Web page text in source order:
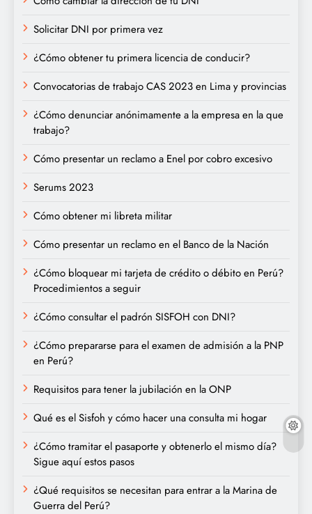
Solicitar DNI por primera vez
¿Cómo obtener tu primera licencia de conducir?
Convocatorias de trabajo CAS 2023 en Lima y provincias
¿Cómo denunciar anónimamente a la empresa en la que
trabajo?
Cómo presentar un reclamo a Enel por cobro excesivo
Serums 2023
Cómo obtener mi libreta militar
Cómo presentar un reclamo en el Banco de la Nación
¿Cómo bloquear mi tarjeta de crédito o débito en Perú?
Procedimientos a seguir
¿Cómo consultar el padrón SISFOH con DNI?
¿Cómo prepararse para el examen de admisión a la PNP
en Perú?
Requisitos para tener la jubilación en la ONP
Qué es el Sisfoh y cómo hacer una consulta mi hogar
¿Cómo tramitar el pasaporte y obtenerlo el mismo día?
Sigue aquí estos pasos
¿Qué requisitos se necesitan para entrar a la Marina de
Guerra del Perú?